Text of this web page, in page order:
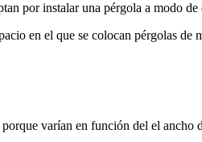
por instalar una pérgola a modo
en el que se colocan pérgolas
varían en función del el